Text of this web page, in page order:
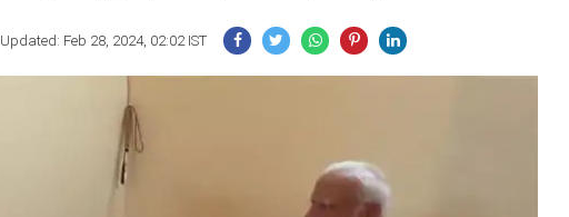
Updated: Feb 28, 2024, 02:02 IST